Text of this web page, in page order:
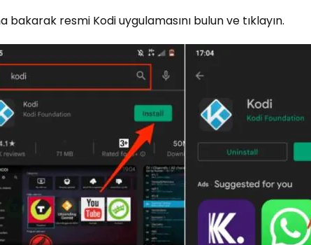
bakarak resmi Kodi uygulamasını bulun ve tıklayın.